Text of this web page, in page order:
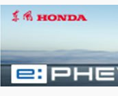
车生活